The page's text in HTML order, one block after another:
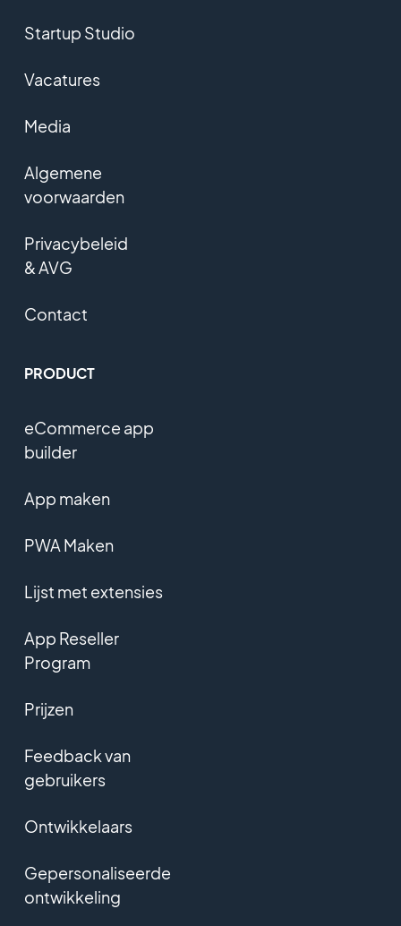
Startup Studio
Vacatures
Media
Algemene
voorwaarden
Privacybeleid
& AVG
Contact
PRODUCT
eCommerce app
builder
App maken
PWA Maken
Lijst met extensies
App Reseller
Program
Prijzen
Feedback van
gebruikers
Ontwikkelaars
Gepersonaliseerde
ontwikkeling